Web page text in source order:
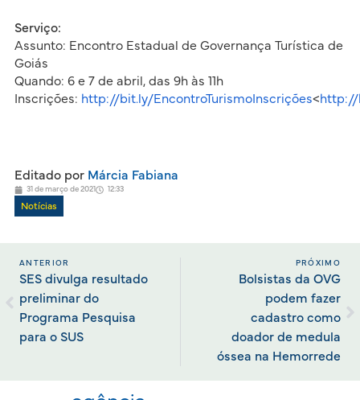
Serviço:
Assunto: Encontro Estadual de Governança Turística de
Goiás
Quando: 6 e 7 de abril, das 9h às 11h
Inscrições: http://bit.ly/EncontroTurismoInscrições<http://
Editado porMárcia Fabiana
31 de março de 2021 12:33
Notícias
ANTERIOR
SES divulga resultado
preliminar do
Programa Pesquisa
para o SUS
PRÓXIMO
Bolsistas da OVG
podem fazer
cadastro como
doador de medula
óssea na Hemorrede